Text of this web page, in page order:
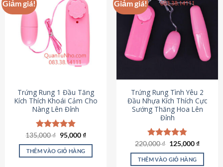
nhiều
biến
thể.
Các
tùy
chọn
được
chọn
trên
trang
sản
phẩm
Giảm giá!
Trứng Rung 1 Đầu Tăng
Kích Thích Khoái Cảm Cho
Nàng Lên Đỉnh
Được xếp
hạng4.87
5 sao
135,000₫ Giá
gốc
là:
135,000 ₫.
95,000₫Giá
tại
THÊM VÀO GIỎ HÀNG
Giảm giá!
Trứng Rung Tình Yêu 2
Đầu Nhựa Kích Thích Cực
Sướng Thăng Hoa Lên
Đỉnh
Được xếp
hạng4.79
5 sao
220,000₫ Giá
là:
220,000 ₫.
125,000₫Giá
tại
THÊM VÀO GIỎ HÀNG